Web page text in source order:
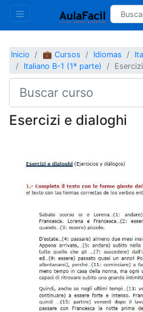
Inicio 💼 Cursos Idiomas
Italiano B-1 (1ª parte)
Esercizi e dialoghi